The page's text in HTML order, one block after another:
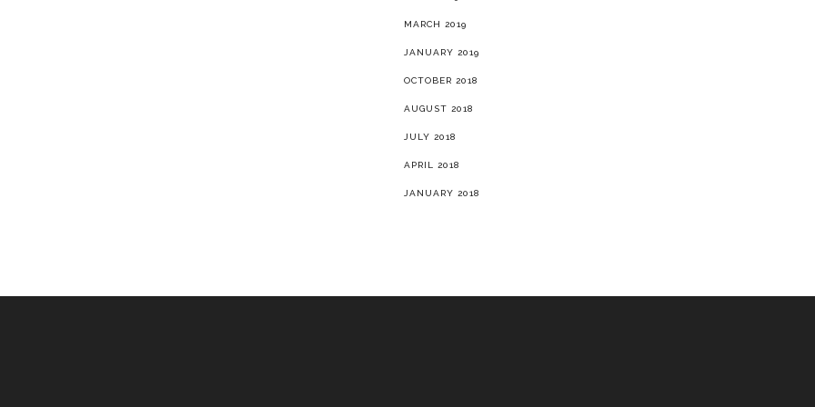
MARCH 2019
JANUARY 2019
OCTOBER 2018
AUGUST 2018
JULY 2018
APRIL 2018
JANUARY 2018